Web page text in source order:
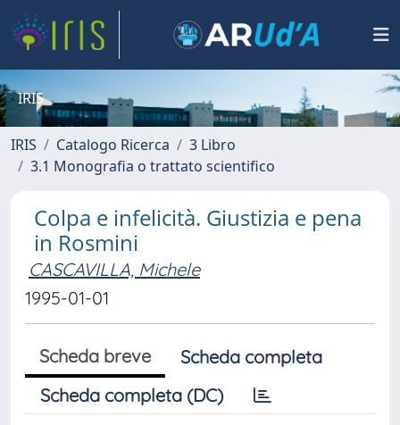
IRIS
IRIS Catalogo Ricerca
3 Libro
3.1 Monografia o trattato scientifico
Colpa e infelicità. Giustizia e pena
in Rosmini
CASCAVILLA, Michele
1995-01-01
Scheda breve
Scheda completa
Scheda completa (DC)